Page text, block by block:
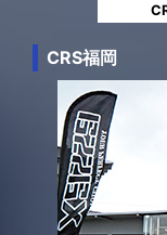
CRS福岡